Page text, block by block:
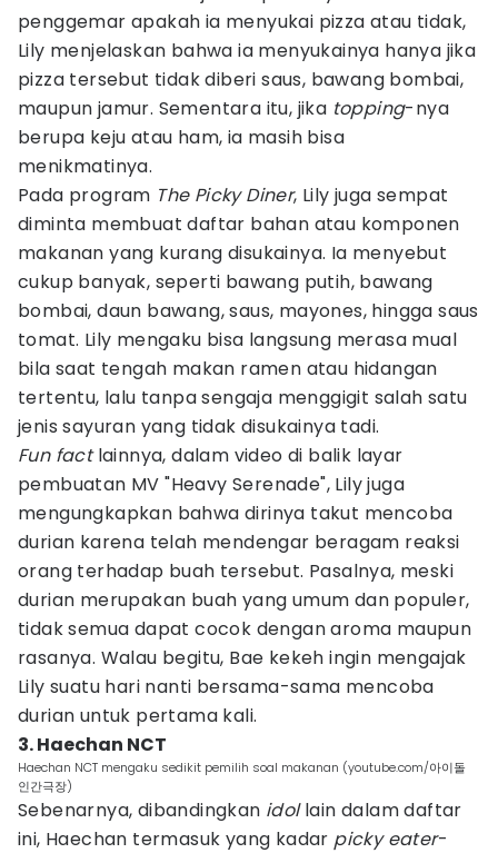
penggemar apakah ia menyukai pizza atau tidak,
Lily menjelaskan bahwa ia menyukainya hanya jika
pizza tersebut tidak diberi saus, bawang bombai,
maupun jamur. Sementara itu, jika topping-nya
berupa keju atau ham, ia masih bisa
menikmatinya.
Pada program The Picky Diner, Lily juga sempat
diminta membuat daftar bahan atau komponen
makanan yang kurang disukainya. Ia menyebut
cukup banyak, seperti bawang putih, bawang
bombai, daun bawang, saus, mayones, hingga saus
tomat. Lily mengaku bisa langsung merasa mual
bila saat tengah makan ramen atau hidangan
tertentu, lalu tanpa sengaja menggigit salah satu
jenis sayuran yang tidak disukainya tadi.
Fun factlainnya, dalam video di balik layar
pembuatan MV "Heavy Serenade", Lily juga
mengungkapkan bahwa dirinya takut mencoba
durian karena telah mendengar beragam reaksi
orang terhadap buah tersebut. Pasalnya, meski
durian merupakan buah yang umum dan populer,
tidak semua dapat cocok dengan aroma maupun
rasanya. Walau begitu, Bae kekeh ingin mengajak
Lily suatu hari nanti bersama-sama mencoba
durian untuk pertama kali.
3. Haechan NCT
Haechan NCT mengaku sedikit pemilih soal makanan (youtube.com/아이돌
인간극장)
Sebenarnya, dibandingkan idollain dalam daftar
ini, Haechan termasuk yang kadar picky eater-